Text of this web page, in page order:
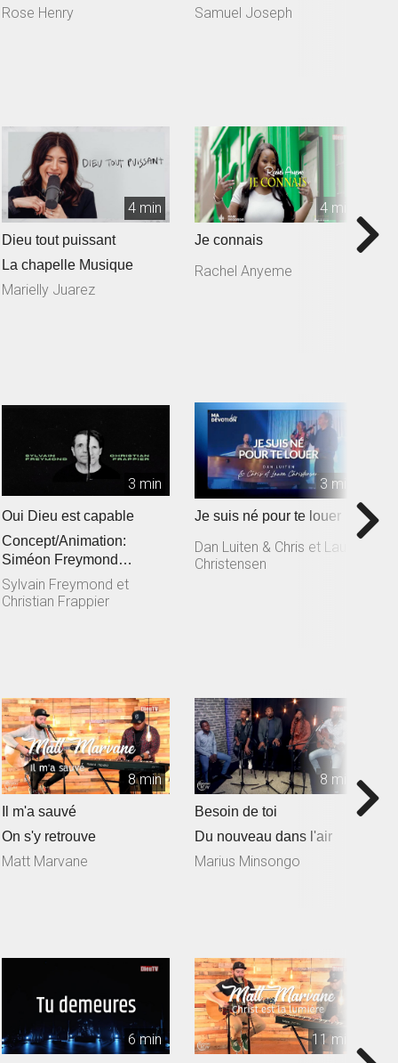
Rose Henry Samuel Joseph
4 min
Dieu tout puissant
La chapelle Musique
Marielly Juarez
4 min
Je connais
Rachel Anyeme
3 min
Oui Dieu est capable
Concept/Animation:
Siméon Freymond
Composition: Sylvain
Freymond en collaborat...
Sylvain Freymond et
Christian Frappier
3 min
Je suis né pour te louer
Dan Luiten & Chris et Laura
Christensen
8 min
Il m'a sauvé
On s'y retrouve
Matt Marvane
8 min
Besoin de toi
Du nouveau dans l'air
Marius Minsongo
6 min 11 min